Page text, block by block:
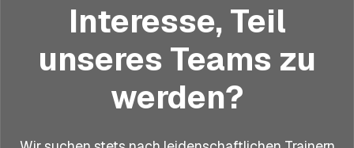
Interesse, Teil
unseres Teams zu
werden?